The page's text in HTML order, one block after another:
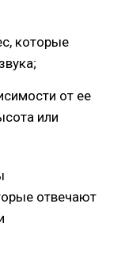
которые
от ее
или
отвечают